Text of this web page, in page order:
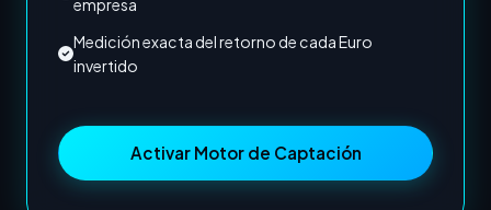
empresa
Medición exacta del retorno de cada Euro
invertido
Activar Motor de Captación